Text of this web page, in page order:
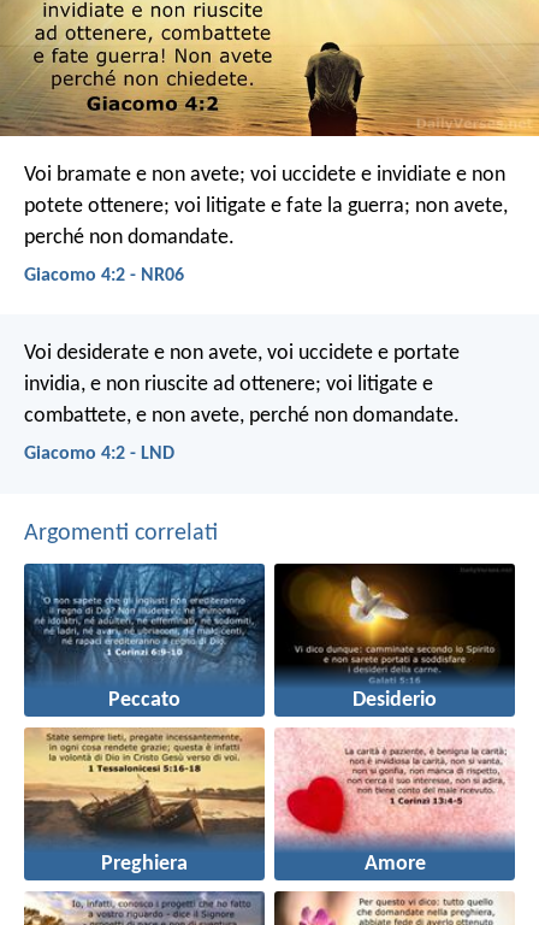
Voi bramate e non avete; voi uccidete e invidiate e non
potete ottenere; voi litigate e fate la guerra; non avete,
perché non domandate.
Giacomo 4:2 - NR06
Voi desiderate e non avete, voi uccidete e portate
invidia, e non riuscite ad ottenere; voi litigate e
combattete, e non avete, perché non domandate.
Giacomo 4:2 - LND
Argomenti correlati
Peccato Desiderio
Preghiera Amore